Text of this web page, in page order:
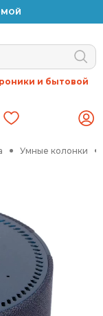
и бытовой
Умные колонки